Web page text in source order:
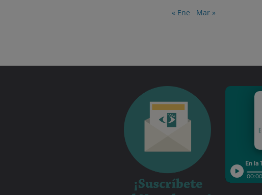
« Ene Mar »